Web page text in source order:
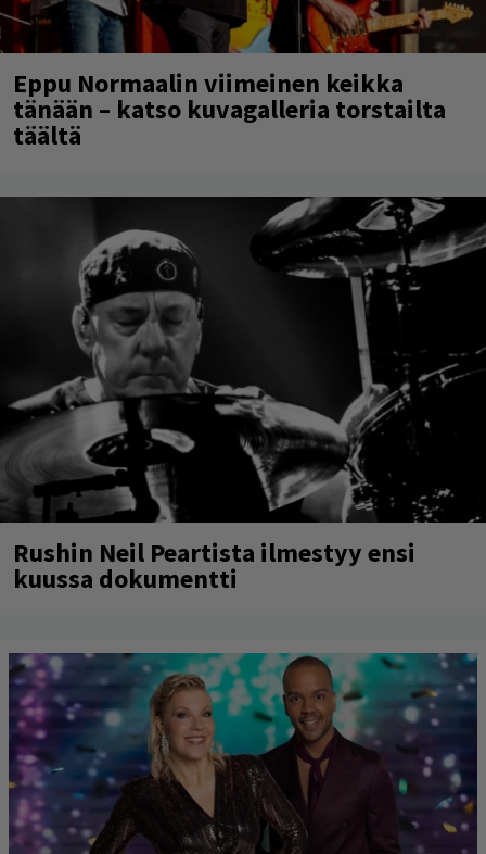
Eppu Normaalin viimeinen keikka
tänään – katso kuvagalleria torstailta
täältä
Rushin Neil Peartista ilmestyy ensi
kuussa dokumentti